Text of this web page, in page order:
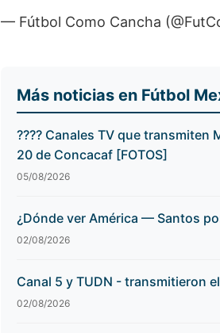
— Fútbol Como Cancha
Más noticias en Fútbol
???? Canales TV que transmiten
20 de Concacaf [FOTOS]
05/08/2026
¿Dónde ver América — Santos
02/08/2026
Canal 5 y TUDN - transmitieron
02/08/2026